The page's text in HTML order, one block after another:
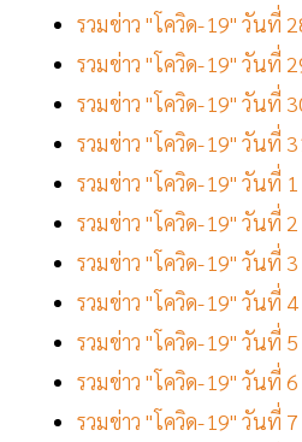
รวมข่าว "โควิด-19" วันที่
รวมข่าว "โควิด-19" วันที่
รวมข่าว "โควิด-19" วันที่
รวมข่าว "โควิด-19" วันที่
รวมข่าว "โควิด-19" วันที่
รวมข่าว "โควิด-19" วันที่
รวมข่าว "โควิด-19" วันที่
รวมข่าว "โควิด-19" วันที่
รวมข่าว "โควิด-19" วันที่
รวมข่าว "โควิด-19" วันที่
รวมข่าว "โควิด-19" วันที่